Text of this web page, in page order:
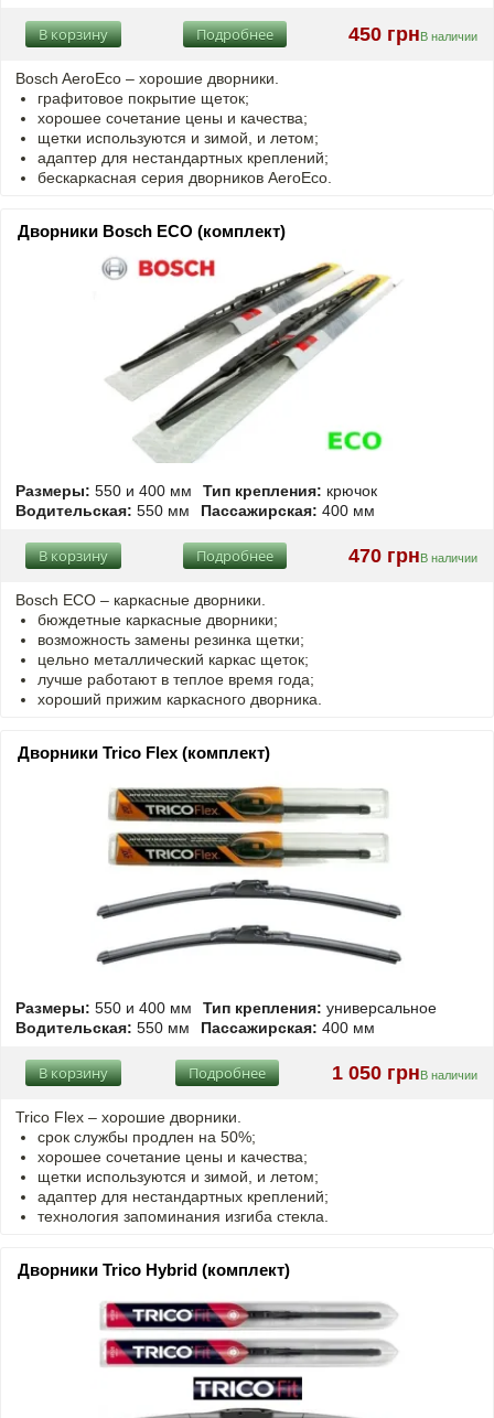
450 грн В наличии
Подробнее
В корзину
Bosch AeroEco – хорошие дворники.
графитовое покрытие щеток;
хорошее сочетание цены и качества;
щетки используются и зимой, и летом;
адаптер для нестандартных креплений;
бескаркасная серия дворников AeroEco.
Дворники Bosch ECO (комплект)
Размеры: 550 и 400 мм Тип крепления: крючок
Водительская: 550 мм Пассажирская: 400 мм
470 грнВ наличии
Подробнее
В корзину
Bosch ECO – каркасные дворники.
бюждетные каркасные дворники;
возможность замены резинка щетки;
цельно металлический каркас щеток;
лучше работают в теплое время года;
хороший прижим каркасного дворника.
Дворники Trico Flex (комплект)
Размеры: 550 и 400 мм Тип крепления: универсальное
Водительская: 550 мм Пассажирская: 400 мм
1 050 грнВ наличии
Подробнее
В корзину
Trico Flex – хорошие дворники.
срок службы продлен на 50%;
хорошее сочетание цены и качества;
щетки используются и зимой, и летом;
адаптер для нестандартных креплений;
технология запоминания изгиба стекла.
Дворники Trico Hybrid (комплект)